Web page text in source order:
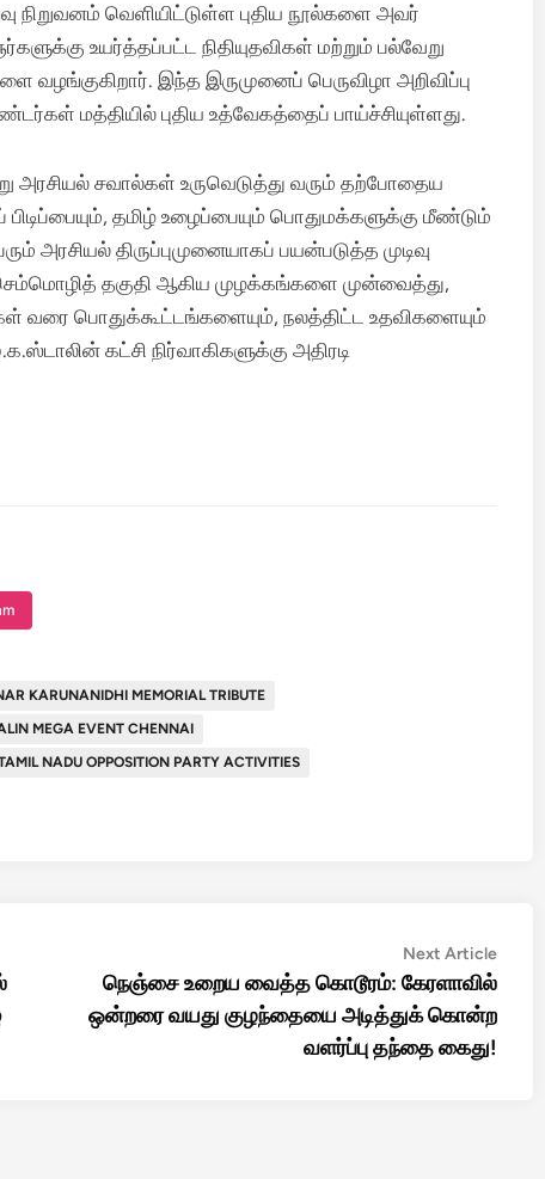
நிறுவனம் வெளியிட்டுள்ள புதிய நூல்களை அவர்
உயர்த்தப்பட்ட நிதியுதவிகள் மற்றும் பல்வேறு
இந்த இருமுனைப் பெருவிழா அறிவிப்பு
மத்தியில் புதிய உத்வேகத்தைப் பாய்ச்சியுள்ளது.
அரசியல் சவால்கள் உருவெடுத்து வரும் தற்போதைய
தமிழ் உழைப்பையும் பொதுமக்களுக்கு மீண்டும்
அரசியல் திருப்புமுனையாகப் பயன்படுத்த முடிவு
செம்மொழித் தகுதி ஆகிய முழக்கங்களை முன்வைத்து,
வரை பொதுக்கூட்டங்களையும், நலத்திட்ட உதவிகளையும்
கட்சி நிர்வாகிகளுக்கு அதிரடி
KARUNANIDHI MEMORIAL TRIBUTE
MEGA EVENT CHENNAI
NADU OPPOSITION PARTY ACTIVITIES
Next ArticleNext
article:
நெஞ்சை உறைய வைத்த கொடூரம்: கேரளாவில்
ஒன்றரை வயது குழந்தையை அடித்துக் கொன்ற
வளர்ப்பு தந்தை கைது!